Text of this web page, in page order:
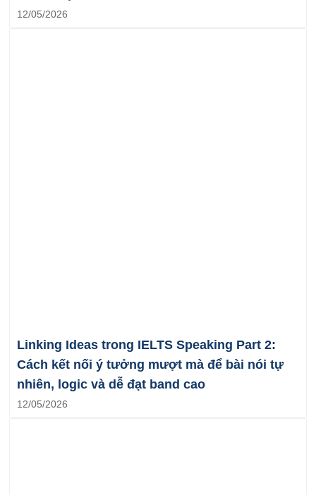
12/05/2026
Linking Ideas trong IELTS Speaking Part 2:
Cách kết nối ý tưởng mượt mà để bài nói tự
nhiên, logic và dễ đạt band cao
12/05/2026